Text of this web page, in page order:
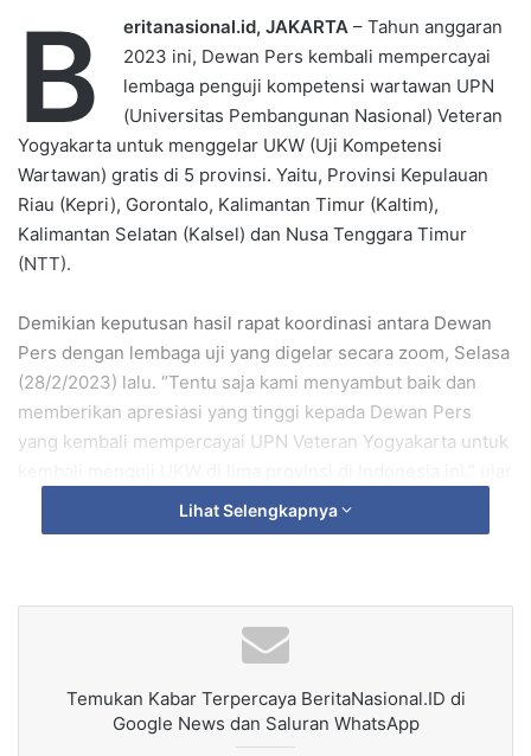
B eritanasional.id, JAKARTA – Tahun anggaran
2023 ini, Dewan Pers kembali mempercayai
lembaga penguji kompetensi wartawan UPN
(Universitas Pembangunan Nasional) Veteran
Yogyakarta untuk menggelar UKW (Uji Kompetensi
Wartawan) gratis di 5 provinsi. Yaitu, Provinsi Kepulauan
Riau (Kepri), Gorontalo, Kalimantan Timur (Kaltim),
Kalimantan Selatan (Kalsel) dan Nusa Tenggara Timur
(NTT).
Demikian keputusan hasil rapat koordinasi antara Dewan
Pers dengan lembaga uji yang digelar secara zoom, Selasa
(28/2/2023) lalu. “Tentu saja kami menyambut baik dan
memberikan apresiasi yang tinggi kepada Dewan Pers
yang kembali mempercayai UPN Veteran Yogyakarta untuk
Direktur UKW UPN Veteran Yogyakarta, Susilastuti DN,
Jumat (3/3/2023).
belum menentukan tanggal pelaksanaan kegiatannya.
Dewan Pers.
Lihat Selengkapnya
Temukan Kabar Terpercaya BeritaNasional.ID di
Google News dan Saluran WhatsApp